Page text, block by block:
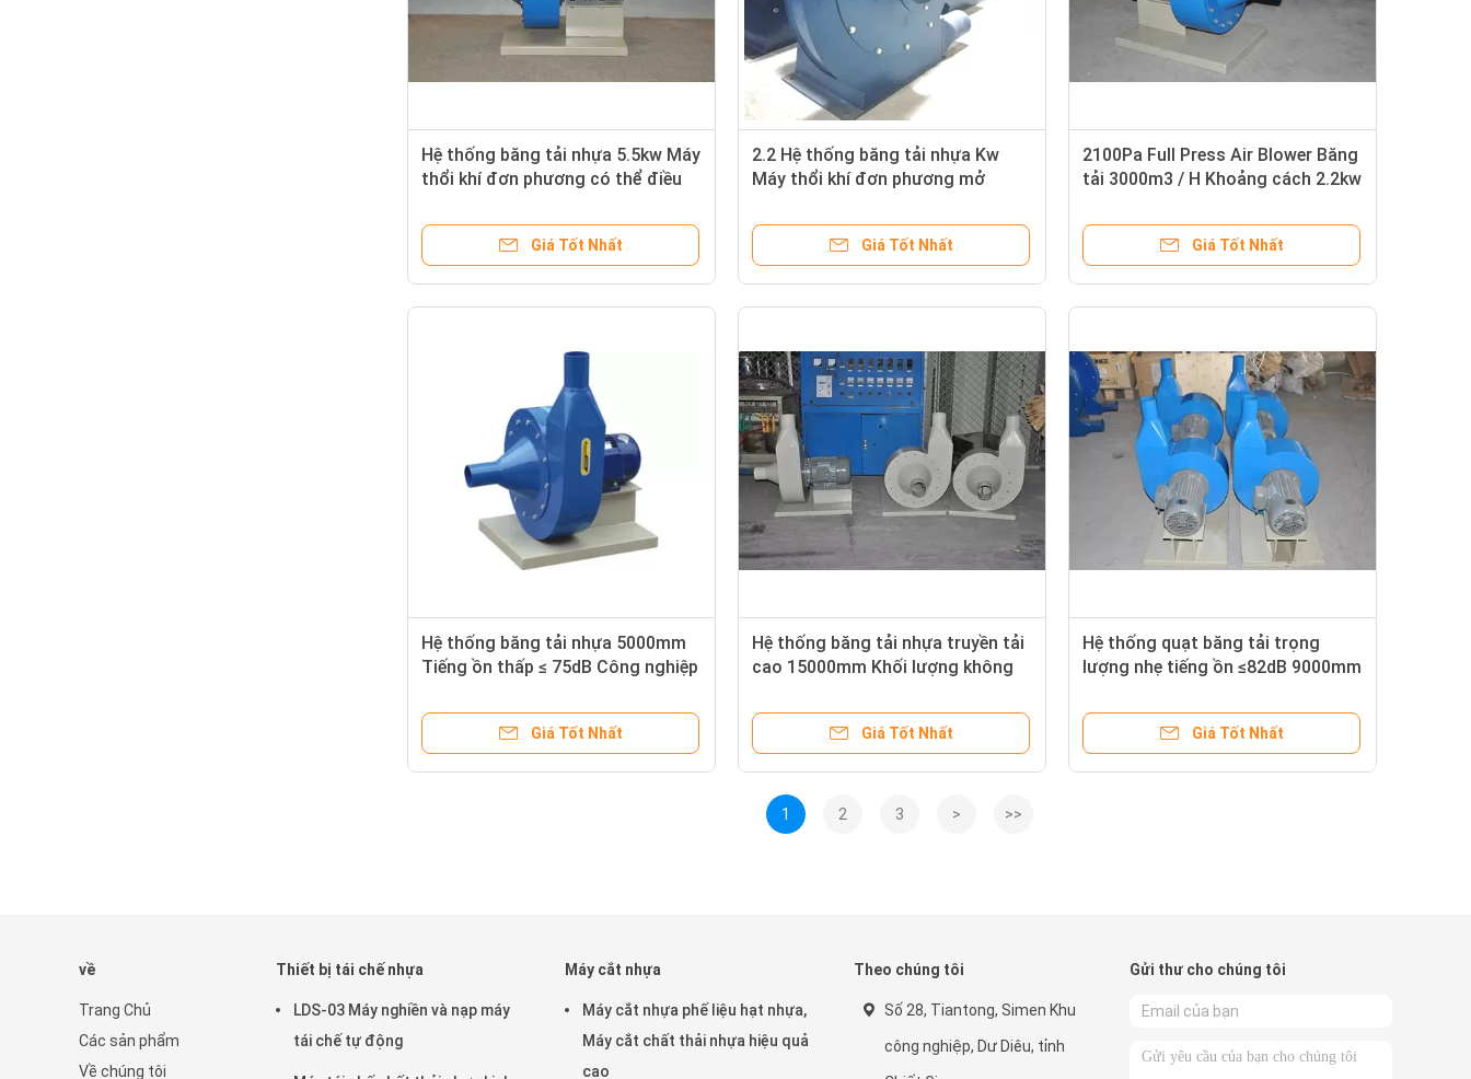
Hệ thống băng tải nhựa 5.5kw Máy
​​thổi khí đơn phương có thể điều
Giá Tốt Nhất
2.2 Hệ thống băng tải nhựa Kw
Máy ​​thổi khí đơn phương mở
Giá Tốt Nhất
2100Pa Full Press Air Blower Băng
tải 3000m3 / H Khoảng cách 2.2kw
Giá Tốt Nhất
Hệ thống băng tải nhựa 5000mm
Tiếng ồn thấp ≤ 75dB Công nghiệp
Giá Tốt Nhất
Hệ thống băng tải nhựa truyền tải
cao 15000mm Khối lượng không
Giá Tốt Nhất
Hệ thống quạt băng tải trọng
lượng nhẹ tiếng ồn ≤82dB 9000mm
Giá Tốt Nhất
1 2 3 > >>
về
Trang Chủ
Các sản phẩm
Về chúng tôi
Thiết bị tái chế nhựa
LDS-03 Máy nghiền và nạp máy
tái chế tự động
Máy cắt nhựa
Máy cắt nhựa phế liệu hạt nhựa,
Máy cắt chất thải nhựa hiệu quả
cao
Theo chúng tôi
Số 28, Tiantong, Simen Khu
công nghiệp, Dư Diêu, tỉnh
Gửi thư cho chúng tôi